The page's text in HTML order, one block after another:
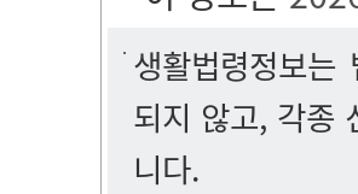
생활법령정보
되지 않고, 각종
니다.